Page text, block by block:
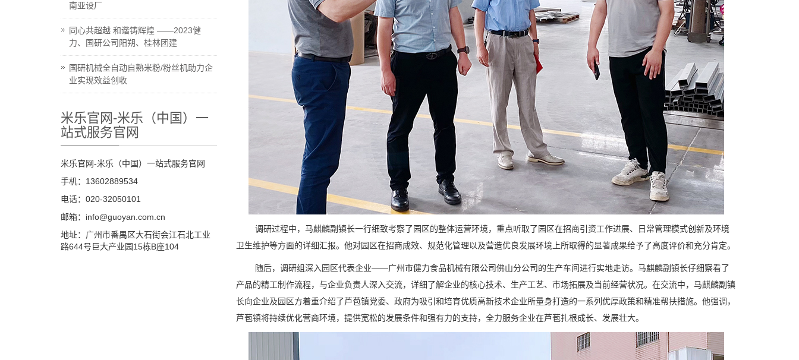
调研过程中，马麒麟副镇长一行细致考察了园区的整体运营环境，重点听取了园区在招商引资工作进展、日常管理模式创新及环境
卫生维护等方面的详细汇报。他对园区在招商成效、规范化管理以及营造优良发展环境上所取得的显著成果给予了高度评价和充分肯定。
随后，调研组深入园区代表企业——广州市健力食品机械有限公司佛山分公司的生产车间进行实地走访。马麒麟副镇长仔细察看了
产品的精工制作流程，与企业负责人深入交流，详细了解企业的核心技术、生产工艺、市场拓展及当前经营状况。在交流中，马麒麟副镇
长向企业及园区方着重介绍了芦苞镇党委、政府为吸引和培育优质高新技术企业所量身打造的一系列优厚政策和精准帮扶措施。他强调，
芦苞镇将持续优化营商环境，提供宽松的发展条件和强有力的支持，全力服务企业在芦苞扎根成长、发展壮大。
南亚设厂
同心共超越 和谐铸辉煌 ——2023健
力、国研公司阳朔、桂林团建
国研机械全自动自熟米粉/粉丝机助力企
业实现效益创收
米乐官网-米乐（中国）一
站式服务官网
米乐官网-米乐（中国）一站式服务官网
手机：13602889534
电话：020-32050101
邮箱：info@guoyan.com.cn
地址：广州市番禺区大石街会江石北工业
路644号巨大产业园15栋B座104